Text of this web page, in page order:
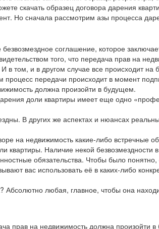
скачать образец договора дарения
Но сначала рассмотрим азы процесса
соглашение, которое
того, что передача прав на
в том, и в другом случае все происходит
передачи происходит в момент
должна произойти в будущем.
доли квартиры имеет еще одно
В других же аспектах и нюансах
на недвижимость какие-либо встречные
квартиры. Наличие некой безвозмездности
обязательства. Чтобы было
вас использовать её в каких-либо
Абсолютно любая, главное, чтобы она